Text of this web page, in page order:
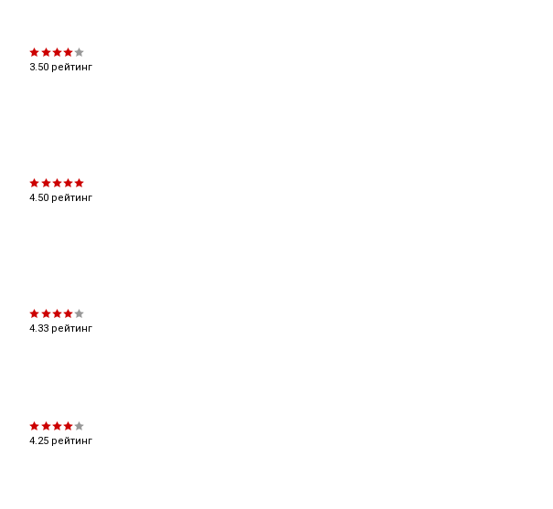
3.50 рейтинг
4.50 рейтинг
4.33 рейтинг
4.25 рейтинг